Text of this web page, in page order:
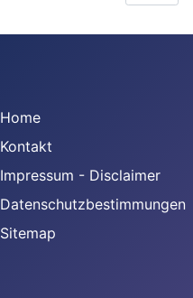
Home
Kontakt
Impressum - Disclaimer
Datenschutzbestimmungen
Sitemap